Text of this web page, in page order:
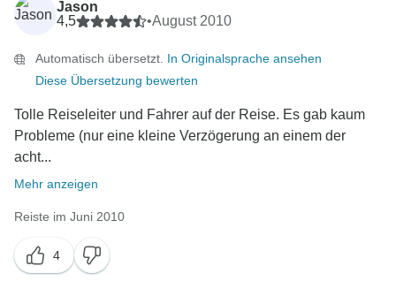
Jason
4,5
•August 2010
Automatisch übersetzt. In Originalsprache ansehen
Diese Übersetzung bewerten
Tolle Reiseleiter und Fahrer auf der Reise. Es gab kaum
Probleme (nur eine kleine Verzögerung an einem der
acht...
Mehr anzeigen
Reiste im Juni 2010
4